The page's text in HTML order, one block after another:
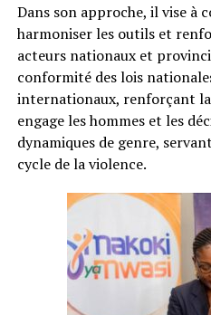
Dans son approche, il vise à
harmoniser les outils et
acteurs nationaux et
conformité des lois
internationaux, renforçant
engage les hommes et les
dynamiques de genre,
cycle de la violence.